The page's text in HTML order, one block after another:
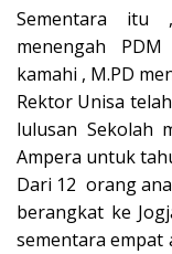
Sementara itu
menengah
kamahi , M.PD
Rektor Unisa
lulusan Sekolah
Ampera untuk
Dari 12 orang
berangkat ke
sementara empat